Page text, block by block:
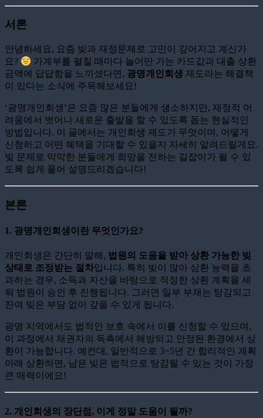
서론
안녕하세요, 요즘 빚과 재정문제로 고민이 깊어지고 계신가
요?
가계부를 펼칠 때마다 늘어만 가는 카드값과 대출 상환
금액에 답답함을 느끼셨다면, 광명개인회생 제도라는 해결책
이 있다는 소식에 주목해보세요!
‘광명개인회생’은 요즘 많은 분들에게 생소하지만, 재정적 어
려움에서 벗어나 새로운 출발을 할 수 있도록 돕는 현실적인
방법입니다. 이 글에서는 개인회생 제도가 무엇이며, 어떻게
신청하고 어떤 혜택을 기대할 수 있을지 자세히 알려드릴게요.
빚 문제로 막막한 분들에게 희망을 전하는 길잡이가 될 수 있
도록 쉽게 풀어 설명드리겠습니다!
본론
1. 광명개인회생이란 무엇인가요?
개인회생은 간단히 말해, 법원의 도움을 받아 상환 가능한 빚
상태로 조정받는 절차입니다. 특히 빚이 많아 상환 능력을 초
과하는 경우, 소득과 자산을 바탕으로 적정한 상환 계획을 세
워 법원이 승인 후 진행됩니다. 그러면 일부 부채는 탕감되고
잔여 빚은 부담 없이 갚을 수 있게 됩니다.
광명 지역에서도 법적인 보호 속에서 이를 신청할 수 있으며,
이 과정에서 채권자의 독촉에서 해방되고 안정된 환경에서 상
환이 가능합니다. 예컨대, 일반적으로 3~5년 간 합리적인 계획
아래 상환하면, 남은 빚은 법적으로 탕감될 수 있는 것이 가장
큰 매력이에요!
2. 개인회생의 장단점, 이게 정말 도움이 될까?